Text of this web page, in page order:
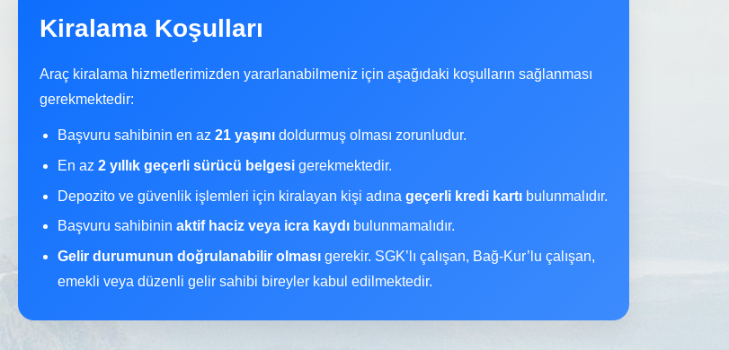
Kiralama Koşulları
Araç kiralama hizmetlerimizden yararlanabilmeniz için aşağıdaki koşulların sağlanması
gerekmektedir:
Başvuru sahibinin en az 21 yaşını doldurmuş olması zorunludur.
En az 2 yıllık geçerli sürücü belgesi gerekmektedir.
Depozito ve güvenlik işlemleri için kiralayan kişi adına geçerli kredi kartı bulunmalıdır.
Başvuru sahibinin aktif haciz veya icra kaydı bulunmamalıdır.
Gelir durumunun doğrulanabilir olması gerekir. SGK’lı çalışan, Bağ-Kur’lu çalışan,
emekli veya düzenli gelir sahibi bireyler kabul edilmektedir.